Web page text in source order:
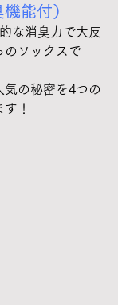
能付）
な消臭力で大反
のソックスで
気の秘密を4つの
！